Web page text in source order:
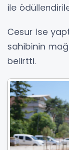
ile
Cesur ise
sahibinin
belirtti.